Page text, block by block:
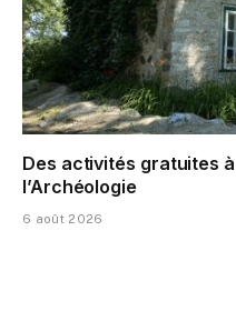
Des activités gratuites
l’Archéologie
6 août 2026